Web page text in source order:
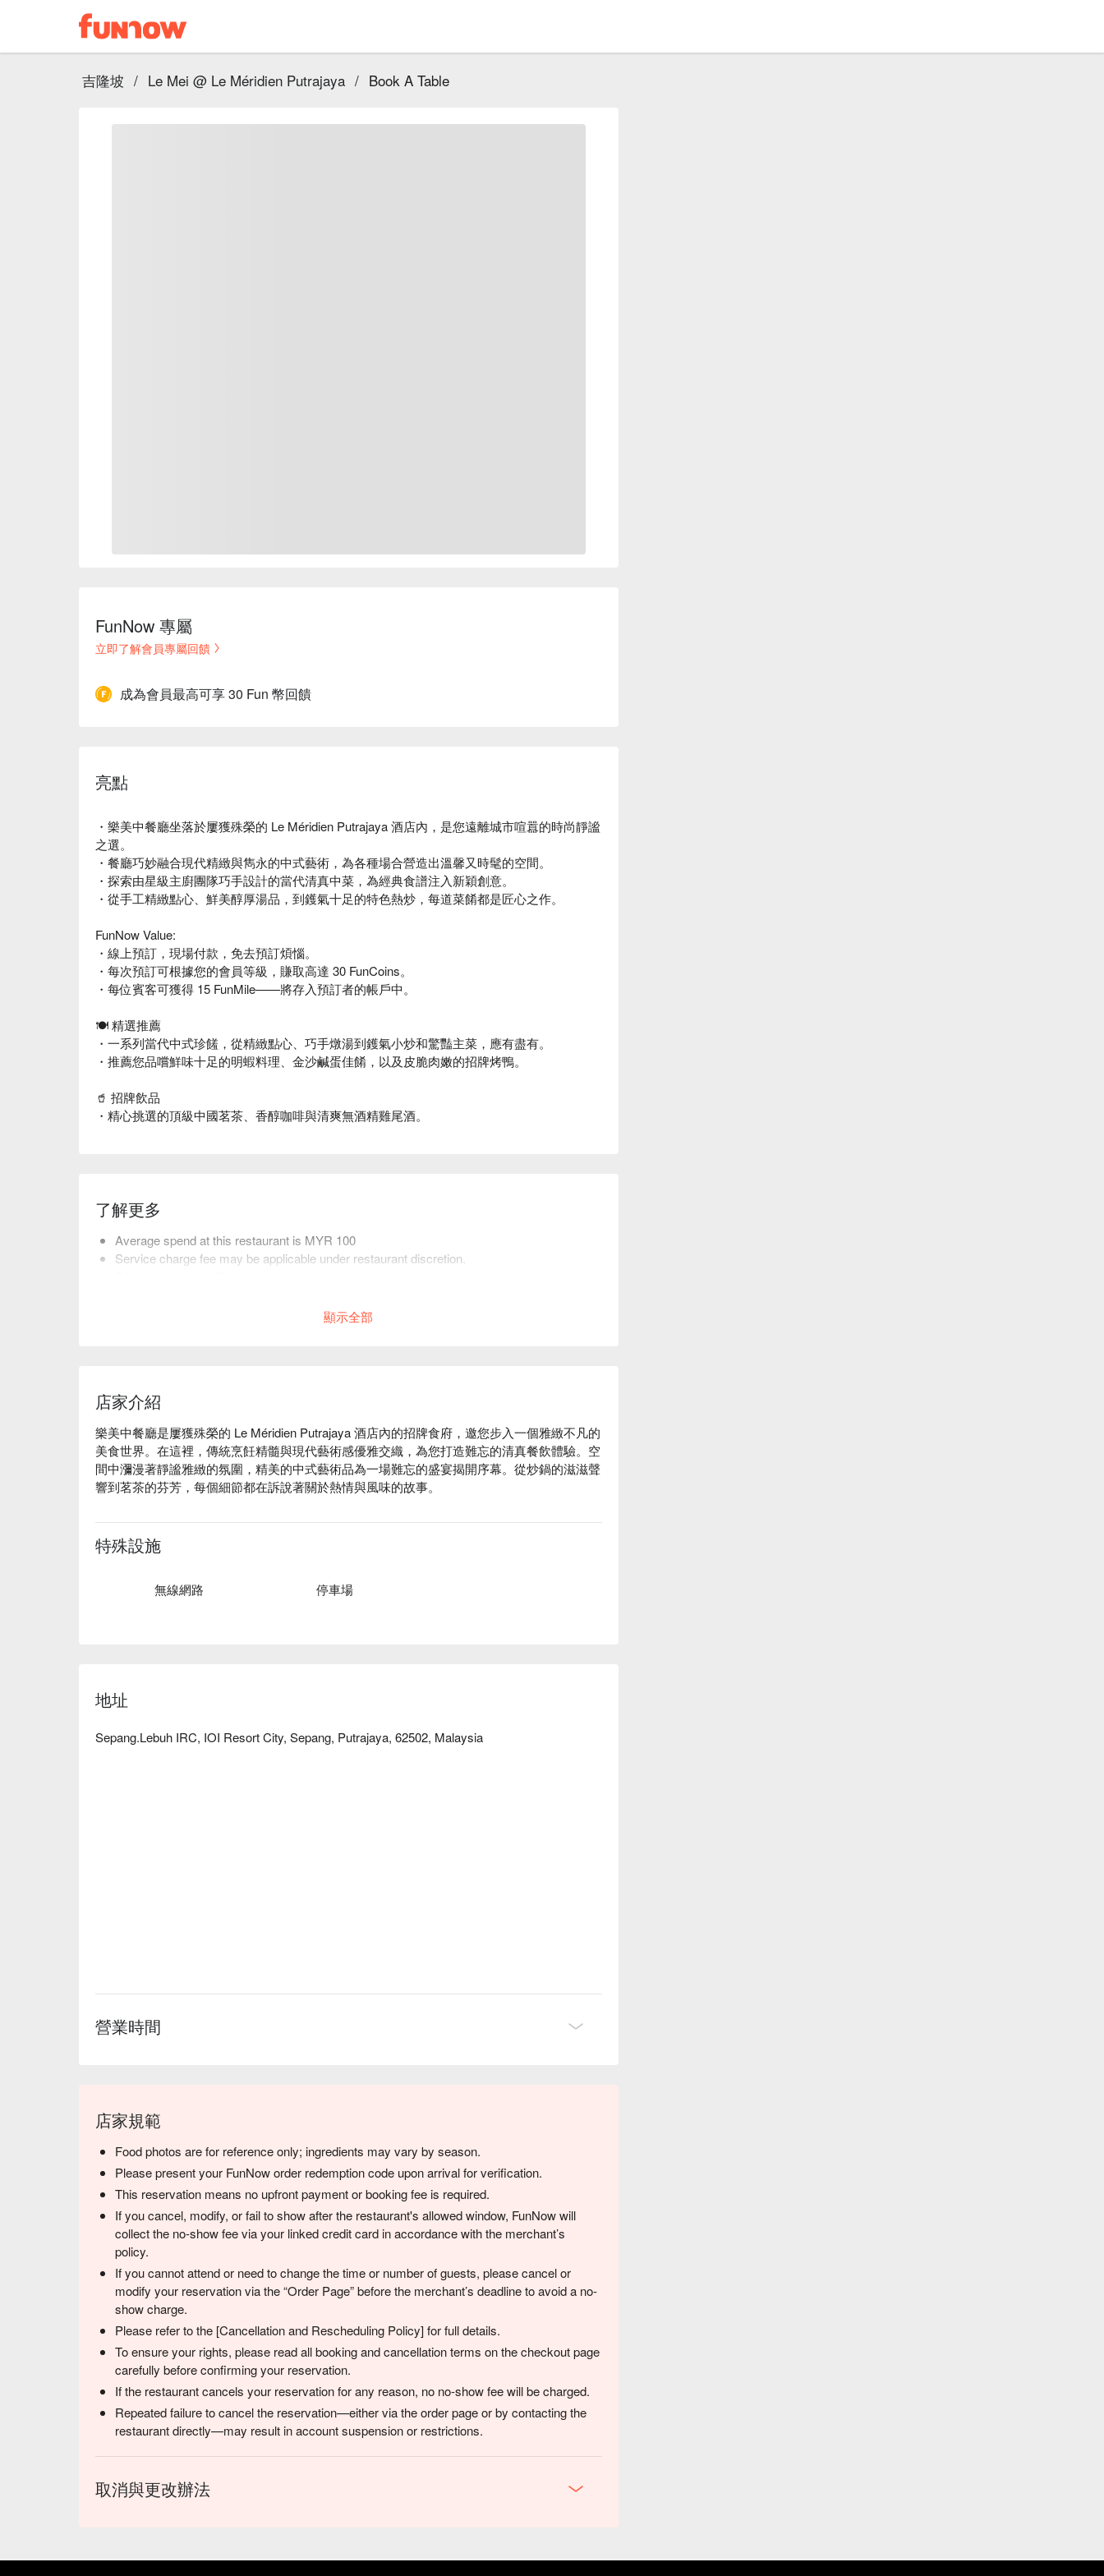
吉隆坡 / Le Mei @ Le Méridien Putrajaya / Book A Table
FunNow 專屬
立即了解會員專屬回饋
成為會員最高可享 30 Fun 幣回饋
亮點
・樂美中餐廳坐落於屢獲殊榮的 Le Méridien Putrajaya 酒店內，是您遠離城市喧囂的時尚靜謐
之選。
・餐廳巧妙融合現代精緻與雋永的中式藝術，為各種場合營造出溫馨又時髦的空間。
・探索由星級主廚團隊巧手設計的當代清真中菜，為經典食譜注入新穎創意。
・從手工精緻點心、鮮美醇厚湯品，到鑊氣十足的特色熱炒，每道菜餚都是匠心之作。
FunNow Value:
・線上預訂，現場付款，免去預訂煩惱。
・每次預訂可根據您的會員等級，賺取高達 30 FunCoins。
・每位賓客可獲得 15 FunMile——將存入預訂者的帳戶中。
🍽️ 精選推薦
・一系列當代中式珍饈，從精緻點心、巧手燉湯到鑊氣小炒和驚豔主菜，應有盡有。
・推薦您品嚐鮮味十足的明蝦料理、金沙鹹蛋佳餚，以及皮脆肉嫩的招牌烤鴨。
🥤 招牌飲品
・精心挑選的頂級中國茗茶、香醇咖啡與清爽無酒精雞尾酒。
了解更多
Average spend at this restaurant is MYR 100
Service charge fee may be applicable under restaurant discretion.
顯示全部
店家介紹
樂美中餐廳是屢獲殊榮的 Le Méridien Putrajaya 酒店內的招牌食府，邀您步入一個雅緻不凡的
美食世界。在這裡，傳統烹飪精髓與現代藝術感優雅交織，為您打造難忘的清真餐飲體驗。空
間中瀰漫著靜謐雅緻的氛圍，精美的中式藝術品為一場難忘的盛宴揭開序幕。從炒鍋的滋滋聲
響到茗茶的芬芳，每個細節都在訴說著關於熱情與風味的故事。
無論是享用便捷的晚餐，或想度過一個悠閒的夜晚，這裡的獨特魅力都將讓您流連忘返：
*   "Contemporary Classics": 精心炮製的清真中式佳餚，既致敬傳統，亦滿足當代味蕾。
*   "Masterful Dim Sum": 品嚐由點心師傅巧手製作的精緻點心，是絕對不容錯過的招牌美饌。
特殊設施
無線網路 停車場
地址
Sepang.Lebuh IRC, IOI Resort City, Sepang, Putrajaya, 62502, Malaysia
營業時間
店家規範
Food photos are for reference only; ingredients may vary by season.
Please present your FunNow order redemption code upon arrival for verification.
This reservation means no upfront payment or booking fee is required.
If you cancel, modify, or fail to show after the restaurant's allowed window, FunNow will
collect the no-show fee via your linked credit card in accordance with the merchant’s
policy.
If you cannot attend or need to change the time or number of guests, please cancel or
modify your reservation via the “Order Page” before the merchant’s deadline to avoid a no-
show charge.
Please refer to the [Cancellation and Rescheduling Policy] for full details.
To ensure your rights, please read all booking and cancellation terms on the checkout page
carefully before confirming your reservation.
If the restaurant cancels your reservation for any reason, no no-show fee will be charged.
Repeated failure to cancel the reservation—either via the order page or by contacting the
restaurant directly—may result in account suspension or restrictions.
取消與更改辦法